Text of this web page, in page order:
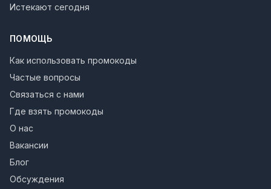
Истекают сегодня
ПОМОЩЬ
Как использовать промокоды
Частые вопросы
Связаться с нами
Где взять промокоды
О нас
Вакансии
Блог
Обсуждения